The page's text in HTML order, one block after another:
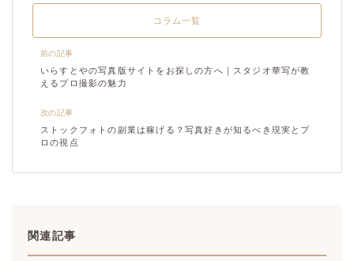
前の記事
いらすとやの写真版サイトをお探しの方へ｜スタジオ華写が教
えるプロ撮影の魅力
コラム一覧
次の記事
ストックフォトの副業は稼げる？写真好きが知るべき現実とプ
ロの視点
関連記事